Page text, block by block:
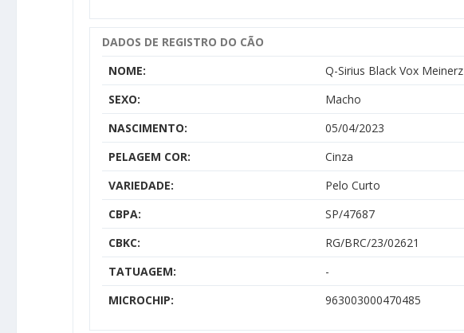
DADOS DE REGISTRO DO CÃO
NOME:
Q-Sirius Black Vox Meinerz
SEXO:
Macho
NASCIMENTO:
05/04/2023
PELAGEM COR:
Cinza
VARIEDADE:
Pelo Curto
CBPA:
SP/47687
CBKC:
RG/BRC/23/02621
TATUAGEM:
-
MICROCHIP:
963003000470485